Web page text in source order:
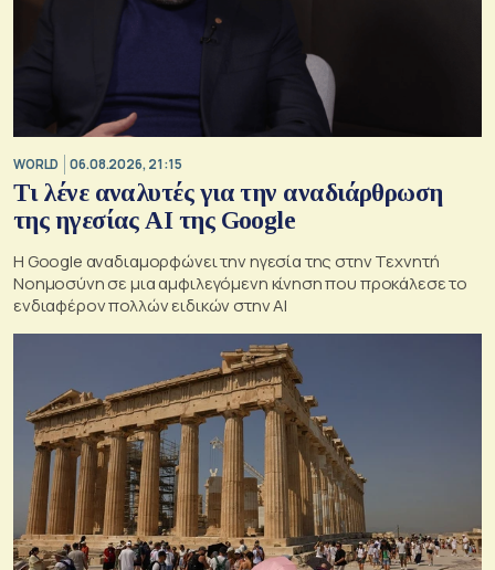
WORLD 06.08.2026, 21:15
Τι λένε αναλυτές για την αναδιάρθρωση
της ηγεσίας ΑΙ της Google
Η Google αναδιαμορφώνει την ηγεσία της στην Τεχνητή
Νοημοσύνη σε μια αμφιλεγόμενη κίνηση που προκάλεσε το
ενδιαφέρον πολλών ειδικών στην ΑΙ